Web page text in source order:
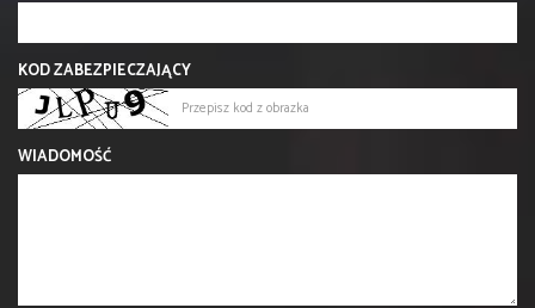
KOD ZABEZPIECZAJĄCY
WIADOMOŚĆ